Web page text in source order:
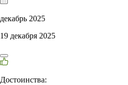
декабрь 2025
19 декабря 2025
Достоинства: